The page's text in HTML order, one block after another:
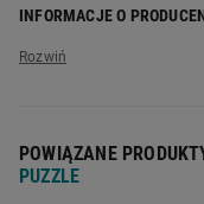
Liczba elementów:
INFORMACJE O
Nazwa producenta:
POWIĄZANE
PUZZLE